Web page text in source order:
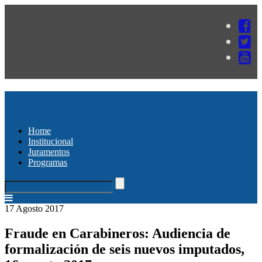
Home
Institucional
Juramentos
Programas
17 Agosto 2017
Fraude en Carabineros: Audiencia de
formalización de seis nuevos imputados,